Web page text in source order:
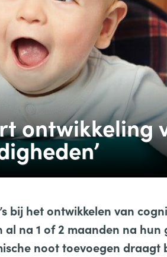
ontwikkeling
bij het ontwikkelen van
al na 1 of 2 maanden na
noot toevoegen draagt